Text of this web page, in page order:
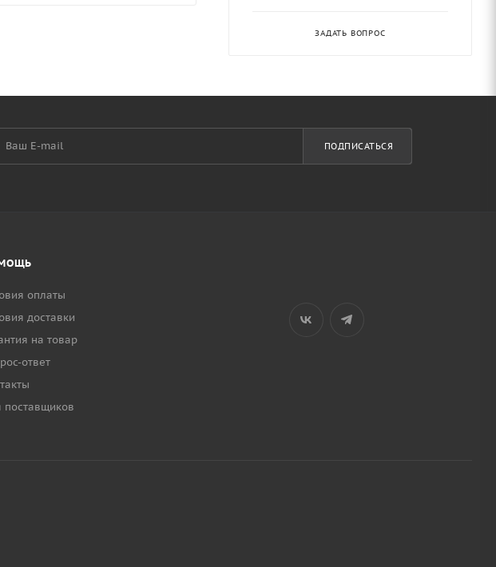
ЗАДАТЬ ВОПРОС
ПОДПИСАТЬСЯ
оплаты
доставки
на товар
ответ
поставщиков